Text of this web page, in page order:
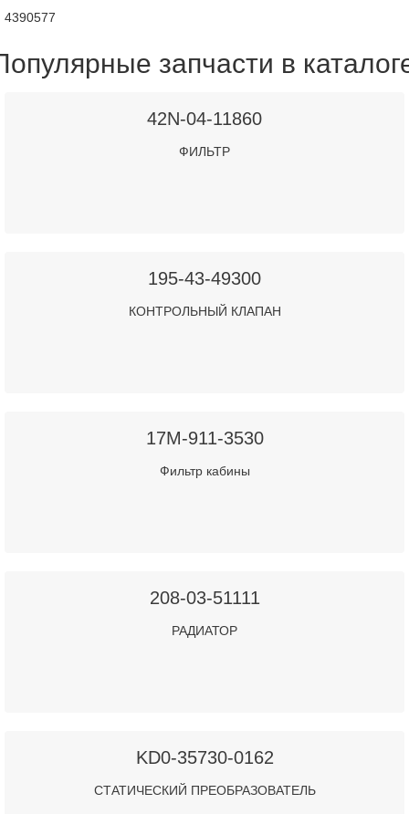
4390577
запчасти в
42N-04-11860
ФИЛЬТР
195-43-49300
КОНТРОЛЬНЫЙ КЛАПАН
17M-911-3530
Фильтр кабины
208-03-51111
РАДИАТОР
KD0-35730-0162
СТАТИЧЕСКИЙ ПРЕОБРАЗОВАТЕЛЬ